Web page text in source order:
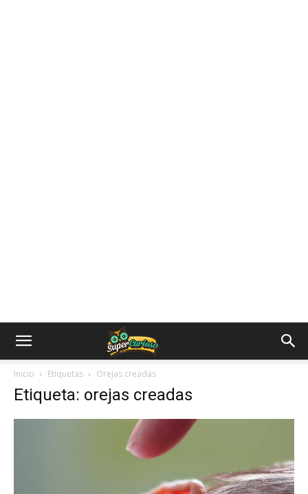
Inicio Etiquetas Orejas creadas
Etiqueta: orejas creadas